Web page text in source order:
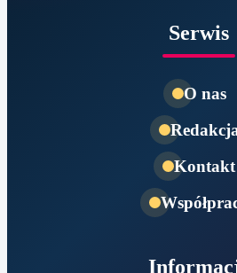
Serwis
O nas
Kontakt